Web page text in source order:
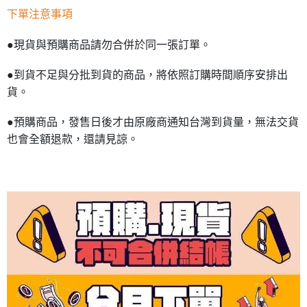
下單注意事項
●現貨與預購商品請勿合併於同一張訂單。
●到貨不足與分批到貨的商品，將依照訂購時間順序安排出
貨。
●預購商品，發售日後才由原廠商通知台灣到貨量，無法交貨
也會全額退款，還請見諒。